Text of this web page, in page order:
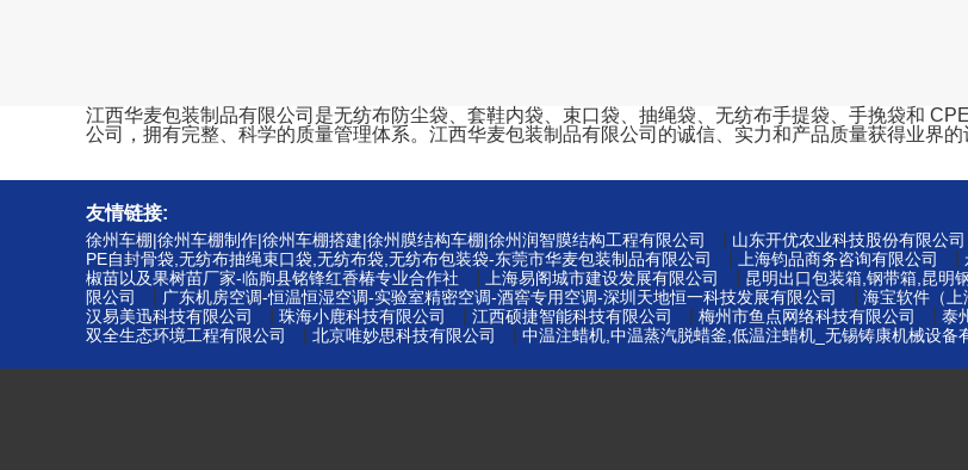
江西华麦包装制品有限公司是无纺布防尘袋、套鞋内袋、束口袋、抽绳袋、无纺布手提袋、手挽袋和
公司，拥有完整、科学的质量管理体系。江西华麦包装制品有限公司的诚信、实力和产品质量获得业界
友情链接:
徐州车棚|徐州车棚制作|徐州车棚搭建|徐州膜结构车棚|徐州润智膜结构工程有限公司 山东开优农业科技股份有限公司
PE自封骨袋,无纺布抽绳束口袋,无纺布袋,无纺布包装袋-东莞市华麦包装制品有限公司
上海钧品商务咨询有限公司
椒苗以及果树苗厂家-临朐县铭锋红香椿专业合作社
上海易阁城市建设发展有限公司 昆明出口包装箱,钢带箱,昆明
限公司
广东机房空调-恒温恒湿空调-实验室精密空调-酒窖专用空调-深圳天地恒一科技发展有限公司 海宝软件（上
汉易美迅科技有限公司
珠海小鹿科技有限公司 江西硕捷智能科技有限公司 梅州市鱼点网络科技有限公司 泰
双全生态环境工程有限公司
北京唯妙思科技有限公司 中温注蜡机,中温蒸汽脱蜡釜,低温注蜡机_无锡铸康机械设备